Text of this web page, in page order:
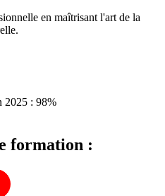
en maîtrisant l'art de la
2025 : 98%
formation :